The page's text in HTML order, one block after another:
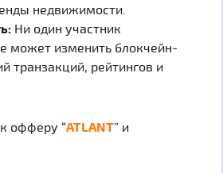
недвижимости.
Ни один участник
может изменить блокчейн-
транзакций, рейтингов и
офферу “ATLANT” и